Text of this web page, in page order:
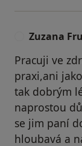
Zuzana
Pracuji ve
praxi,ani
tak dobrým
naprostou
se jim paní
hloubavá a